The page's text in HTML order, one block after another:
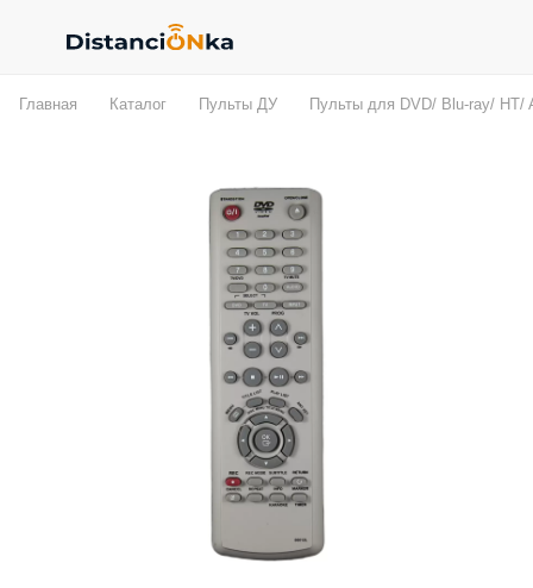
Главная Каталог Пульты ДУ Пульты для DVD/ Blu-ray/ HT/